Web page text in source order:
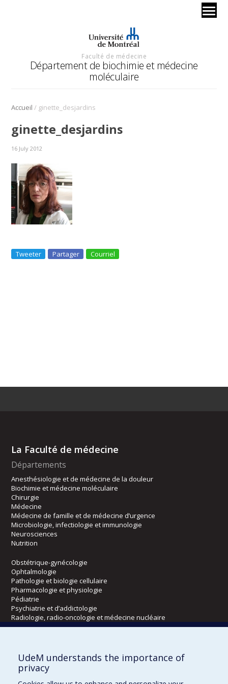
Faculté de médecine
Département de biochimie et médecine
moléculaire
Accueil / ginette_desjardins
ginette_desjardins
16 July 2012
Tweeter Partager Courriel
La Faculté de médecine
Départements
Anesthésiologie et de médecine de la douleur
Biochimie et médecine moléculaire
Chirurgie
Médecine
Médecine de famille et de médecine d’urgence
Microbiologie, infectiologie et immunologie
Neurosciences
Nutrition
Obstétrique-gynécologie
Ophtalmologie
Pathologie et biologie cellulaire
Pharmacologie et physiologie
Pédiatrie
Psychiatrie et d’addictologie
Radiologie, radio-oncologie et médecine nucléaire
Écoles
Kinésiologie et des sciences de l’activité physique
Orthophonie et audiologie
UdeM understands the importance of
privacy